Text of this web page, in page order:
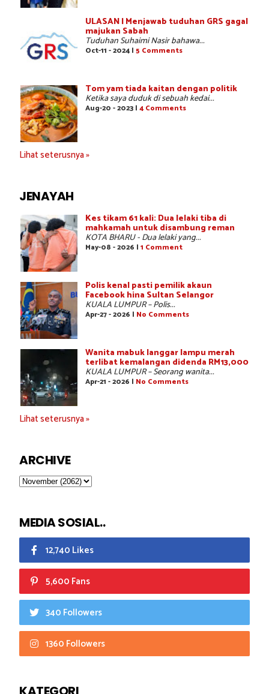
ULASAN | Menjawab tuduhan GRS gagal
majukan Sabah
Tuduhan Suhaimi Nasir bahawa...
Oct-11 - 2024 | 5 Comments
Tom yam tiada kaitan dengan politik
Ketika saya duduk di sebuah kedai...
Aug-20 - 2023 | 4 Comments
Lihat seterusnya »
JENAYAH
Kes tikam 61 kali: Dua lelaki tiba di
mahkamah untuk disambung reman
KOTA BHARU - Dua lelaki yang...
May-08 - 2026 | 1 Comment
Polis kenal pasti pemilik akaun
Facebook hina Sultan Selangor
KUALA LUMPUR – Polis...
Apr-27 - 2026 | No Comments
Wanita mabuk langgar lampu merah
terlibat kemalangan didenda RM13,000
KUALA LUMPUR – Seorang wanita...
Apr-21 - 2026 | No Comments
Lihat seterusnya »
ARCHIVE
MEDIA SOSIAL..
12,740 Likes
5,600 Fans
340 Followers
1360 Followers